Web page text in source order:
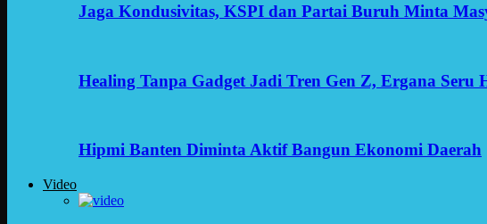
Jaga Kondusivitas, KSPI dan Partai Buruh Minta
Healing Tanpa Gadget Jadi Tren Gen Z, Ergana
Hipmi Banten Diminta Aktif Bangun Ekonomi Daerah
Video